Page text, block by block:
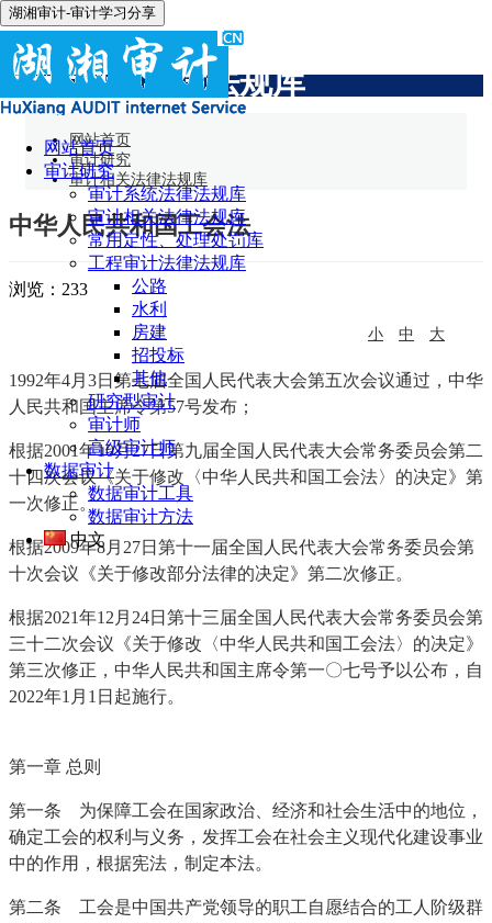
湖湘审计-审计学习分享
网站首页
审计研究
审计系统法律法规库
审计相关法律法规库
常用定性、处理处罚库
工程审计法律法规库
公路
水利
房建
招投标
其他
研究型审计
审计师
高级审计师
数据审计
数据审计工具
数据审计方法
中文
审计相关法律法规库
网站首页
审计研究
审计相关法律法规库
中华人民共和国工会法
浏览： 233
小 中 大
1992年4月3日第七届全国人民代表大会第五次会议通过，中华
人民共和国主席令第57号发布；
根据2001年10月27日第九届全国人民代表大会常务委员会第二
十四次会议《关于修改〈中华人民共和国工会法〉的决定》第
一次修正。
根据2009年8月27日第十一届全国人民代表大会常务委员会第
十次会议《关于修改部分法律的决定》第二次修正。
根据2021年12月24日第十三届全国人民代表大会常务委员会第
三十二次会议《关于修改〈中华人民共和国工会法〉的决定》
第三次修正，中华人民共和国主席令第一〇七号予以公布，自
2022年1月1日起施行。
第一章 总则
第一条 为保障工会在国家政治、经济和社会生活中的地位，
确定工会的权利与义务，发挥工会在社会主义现代化建设事业
中的作用，根据宪法，制定本法。
第二条 工会是中国共产党领导的职工自愿结合的工人阶级群